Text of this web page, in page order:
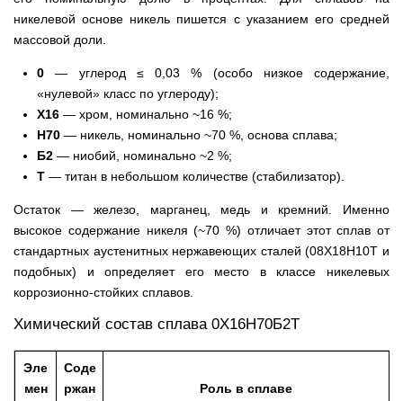
никелевой основе никель пишется с указанием его средней
массовой доли.
0 — углерод ≤ 0,03 % (особо низкое содержание,
«нулевой» класс по углероду);
Х16 — хром, номинально ~16 %;
Н70 — никель, номинально ~70 %, основа сплава;
Б2 — ниобий, номинально ~2 %;
Т — титан в небольшом количестве (стабилизатор).
Остаток — железо, марганец, медь и кремний. Именно
высокое содержание никеля (~70 %) отличает этот сплав от
стандартных аустенитных нержавеющих сталей (08Х18Н10Т и
подобных) и определяет его место в классе никелевых
коррозионно-стойких сплавов.
Химический состав сплава 0Х16Н70Б2Т
Эле
мен
Соде
ржан
Роль в сплаве